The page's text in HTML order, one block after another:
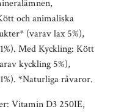
och animaliska
(varav lax 5%),
Med Kyckling: Kött
kyckling 5%),
*Naturliga råvaror.
Vitamin D3 250IE,